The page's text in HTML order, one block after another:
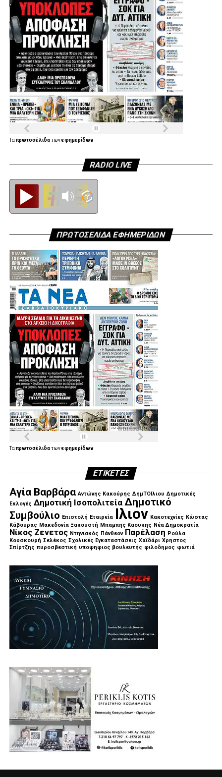
Ταπρωτοσέλιδατωνεφημερίδων
RADIO LIVE
ΠΡΩΤΟΣΕΛΙΔΑ ΕΦΗΜΕΡΙΔΩΝ
Ταπρωτοσέλιδατωνεφημερίδων
ΕΤΙΚΈΤΕΣ
Αγία Βαρβάρα Αντώνης Κακούρης ΔημΤΟΙλιου Δημοτικές
Εκλογές Δημοτική Ισοπολιτεία Δημοτικό
Συμβούλιο Επιστολή Εταιρεία Ιλιον Κακοτεχνίες Κώστας
Κάβουρας Μακεδονία Ξακουστή Μπαμπης Καουκης Νέα Δημοκρατία
Νίκος Ζενετος Ντηνιακός Πάνθεον Παρέλαση Ρούλα
Κουσκουρή Σελέκος Σχολικές Εγκαταστάσεις Χαϊδάρι Χρηστος
Σπίρτζης πυροσβεστική υποψηφιος βουλευτής φιλοδημος φωτιά